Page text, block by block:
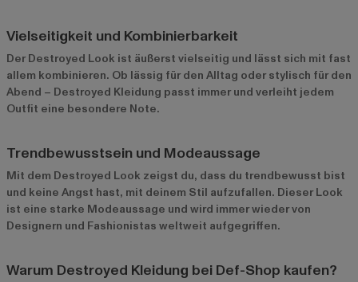
Vielseitigkeit und Kombinierbarkeit
Der Destroyed Look ist äußerst vielseitig und lässt sich mit fast
allem kombinieren. Ob lässig für den Alltag oder stylisch für den
Abend – Destroyed Kleidung passt immer und verleiht jedem
Outfit eine besondere Note.
Trendbewusstsein und Modeaussage
Mit dem Destroyed Look zeigst du, dass du trendbewusst bist
und keine Angst hast, mit deinem Stil aufzufallen. Dieser Look
ist eine starke Modeaussage und wird immer wieder von
Designern und Fashionistas weltweit aufgegriffen.
Warum Destroyed Kleidung bei Def-Shop kaufen?